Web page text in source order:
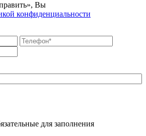
Вы
конфиденциальности
для заполнения